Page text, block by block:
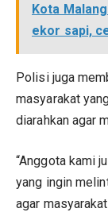
Kota
ekor sapi,
Polisi juga
masyarakat
diarahkan agar
“Anggota kami
yang ingin
agar